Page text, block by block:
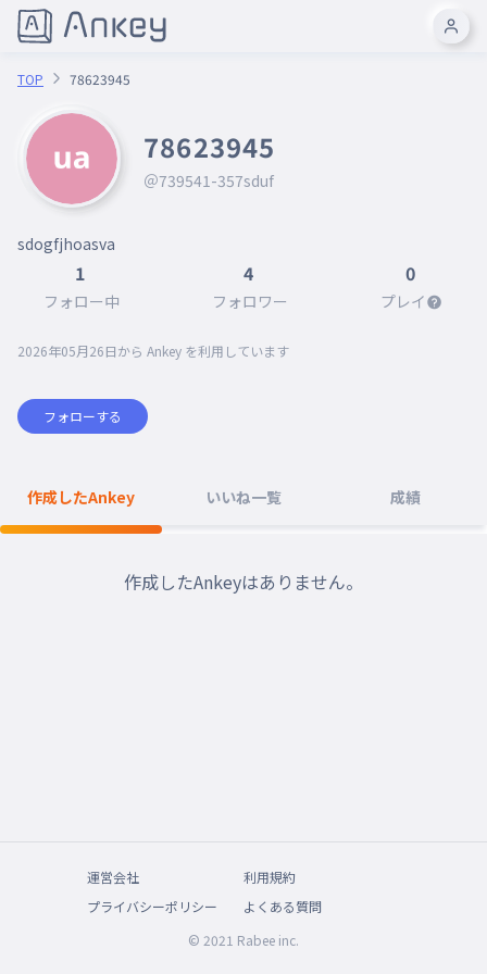
TOP 78623945
78623945
＠739541-357sduf
sdogfjhoasva
1
フォロー中
4
フォロワー
0
プレイ
2026年05月26日から Ankey を利用しています
フォローする
作成したAnkey いいね一覧 成績
作成したAnkeyはありません。
運営会社
利用規約
プライバシーポリシー
よくある質問
© 2021 Rabee inc.